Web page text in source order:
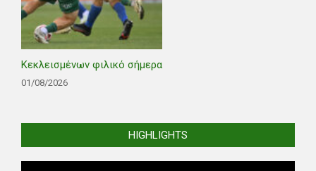
Κεκλεισμένων φιλικό σήμερα
01/08/2026
HIGHLIGHTS